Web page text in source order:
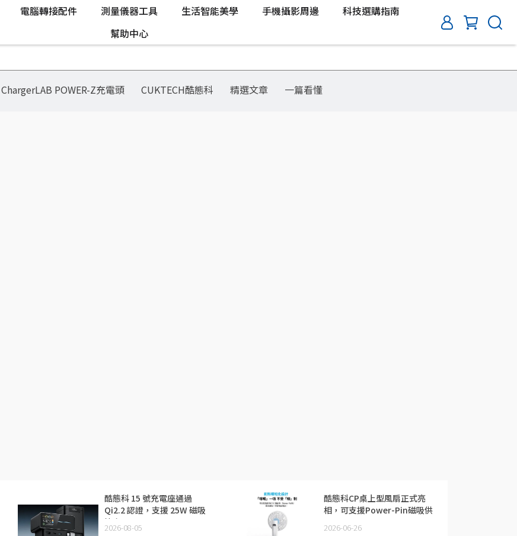
電腦轉接配件 測量儀器工具 生活智能美學 手機攝影周邊
科技選購指南
幫助中心
ChargerLAB POWER-Z充電頭 CUKTECH酷態科 精選文章 一篇看懂
酷態科 15 號充電座通過
Qi2.2 認證，支援 25W 磁吸
快充
2026-08-05
酷態科CP桌上型風扇正式亮
相，可支援Power-Pin磁吸供
2026-06-26